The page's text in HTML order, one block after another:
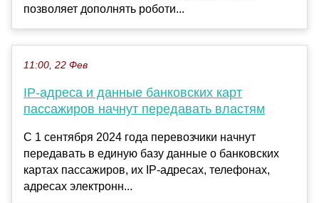
позволяет дополнять роботи...
11:00, 22 Фев
IP-адреса и данные банковских карт
пассажиров начнут передавать властям
С 1 сентября 2024 года перевозчики начнут
передавать в единую базу данные о банковских
картах пассажиров, их IP-адресах, телефонах,
адресах электронн...